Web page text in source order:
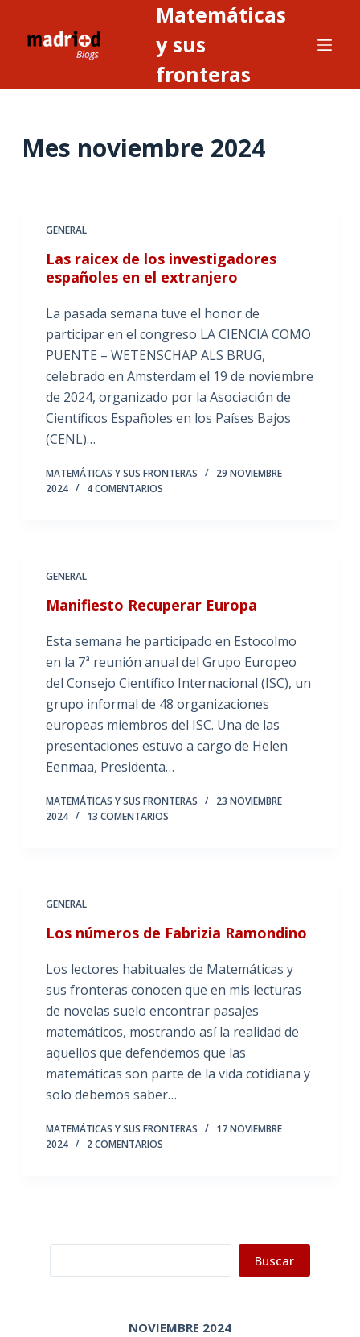
Matemáticas
y sus
fronteras
Mes noviembre 2024
GENERAL
Las raicex de los investigadores
españoles en el extranjero
La pasada semana tuve el honor de
participar en el congreso LA CIENCIA COMO
PUENTE – WETENSCHAP ALS BRUG,
celebrado en Amsterdam el 19 de noviembre
de 2024, organizado por la Asociación de
Científicos Españoles en los Países Bajos
(CENL)…
MATEMÁTICAS Y SUS FRONTERAS
29 NOVIEMBRE
2024
4 COMENTARIOS
GENERAL
Manifiesto Recuperar Europa
Esta semana he participado en Estocolmo
en la 7ª reunión anual del Grupo Europeo
del Consejo Científico Internacional (ISC), un
grupo informal de 48 organizaciones
europeas miembros del ISC. Una de las
presentaciones estuvo a cargo de Helen
Eenmaa, Presidenta…
MATEMÁTICAS Y SUS FRONTERAS
23 NOVIEMBRE
2024
13 COMENTARIOS
GENERAL
Los números de Fabrizia Ramondino
Los lectores habituales de Matemáticas y
sus fronteras conocen que en mis lecturas
de novelas suelo encontrar pasajes
matemáticos, mostrando así la realidad de
aquellos que defendemos que las
matemáticas son parte de la vida cotidiana y
solo debemos saber…
MATEMÁTICAS Y SUS FRONTERAS
17 NOVIEMBRE
2024
2 COMENTARIOS
Buscar
NOVIEMBRE 2024